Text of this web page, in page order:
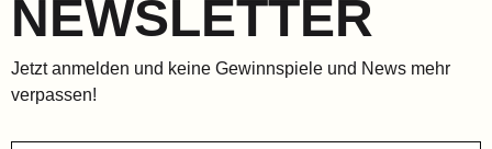
NEWSLETTER
Jetzt anmelden und keine Gewinnspiele und News mehr
verpassen!